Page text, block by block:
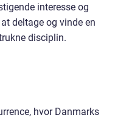
interesse og
deltage og vinde en
disciplin.
hvor Danmarks